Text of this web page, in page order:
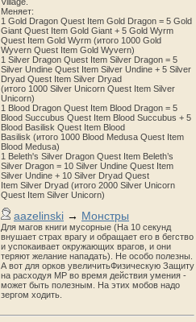
Меняет:
1 Gold Dragon Quest Item Gold Dragon = 5 Gold
Giant Quest Item Gold Giant + 5 Gold Wyrm
Quest Item Gold Wyrm (итого 1000 Gold
Wyvern Quest Item Gold Wyvern)
1 Silver Dragon Quest Item Silver Dragon = 5
Silver Undine Quest Item Silver Undine + 5 Silver
Dryad Quest Item Silver Dryad
(итого 1000 Silver Unicorn Quest Item Silver
Unicorn)
1 Blood Dragon Quest Item Blood Dragon = 5
Blood Succubus Quest Item Blood Succubus + 5
Blood Basilisk Quest Item Blood
Basilisk (итого 1000 Blood Medusa Quest Item
Blood Medusa)
1 Beleth's Silver Dragon Quest Item Beleth’s
Silver Dragon = 10 Silver Undine Quest Item
Silver Undine + 10 Silver Dryad Quest
Item Silver Dryad (итого 2000 Silver Unicorn
Quest Item Silver Unicorn)
aazelinski → Монстры
Для магов книги мусорные (На 10 секунд
внушает страх врагу и обращает его в бегство
и успокаивает окружающих врагов, и они
теряют желание нападать). Не особо полезны.
А вот для орков увеличитьФизическую Защиту
на расходуя MP во время действия умения -
может быть полезным. На этих мобов надо
зергом ходить.